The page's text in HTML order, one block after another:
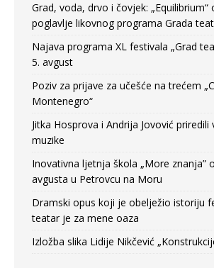
Grad, voda, drvo i čovjek:
poglavlje likovnog programa Grada
Najava programa XL festivala „Grad
5. avgust
Poziv za prijave za učešće na trećem
Montenegro“
Jitka Hosprova i Andrija Jovović priredili
muzike
Inovativna ljetnja škola „More znanja”
avgusta u Petrovcu na Moru
Dramski opus koji je obelježio istoriju
teatar je za mene oaza
Izložba slika Lidije Nikčević